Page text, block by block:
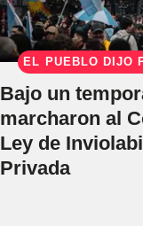
EL PUEBLO DIJO
Bajo un
marcharon al
Ley de
Privada